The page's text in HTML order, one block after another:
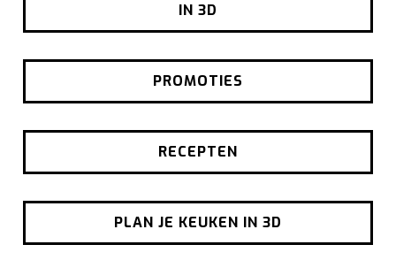
IN 3D
PROMOTIES
RECEPTEN
PLAN JE KEUKEN IN 3D